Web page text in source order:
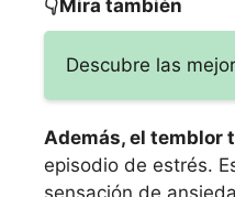
👇Mira también
Descubre las
Además, el temblor
episodio de estrés.
sensación de